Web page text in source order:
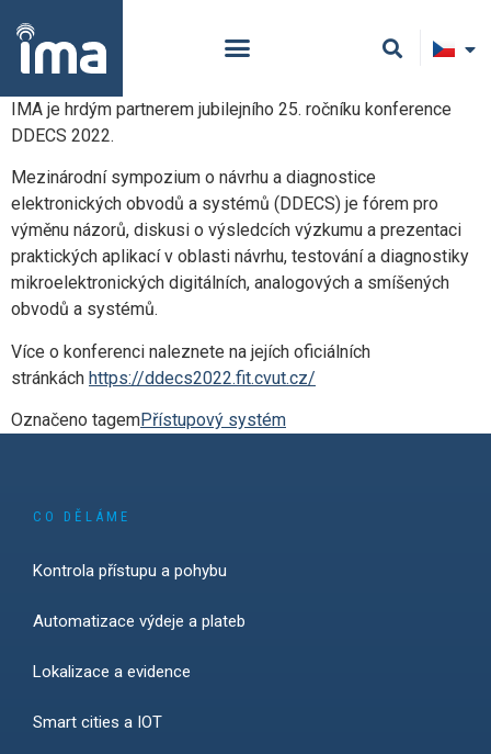
IMA je hrdým partnerem jubilejního 25. ročníku konference
DDECS 2022.
Mezinárodní sympozium o návrhu a diagnostice
elektronických obvodů a systémů (DDECS) je fórem pro
výměnu názorů, diskusi o výsledcích výzkumu a prezentaci
praktických aplikací v oblasti návrhu, testování a diagnostiky
mikroelektronických digitálních, analogových a smíšených
obvodů a systémů.
Více o konferenci naleznete na jejích oficiálních
stránkách https://ddecs2022.fit.cvut.cz/
Označeno tagemPřístupový systém
CO DĚLÁME
Kontrola přístupu a pohybu
Automatizace výdeje a plateb
Lokalizace a evidence
Smart cities a IOT